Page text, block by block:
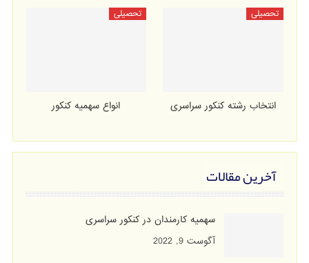
تحصیلی
انتخاب رشته کنکور سراسری
تحصیلی
انواع سهمیه کنکور
آخرین مقالات
سهمیه کارمندان در کنکور سراسری
آگوست 9, 2022